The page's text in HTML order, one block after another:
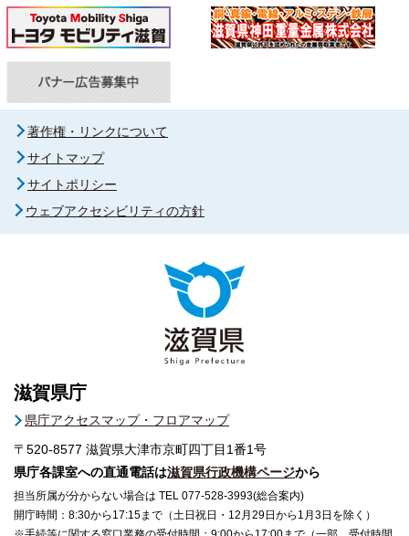
著作権・リンクについて
サイトマップ
サイトポリシー
ウェブアクセシビリティの方針
滋賀県庁
県庁アクセスマップ・フロアマップ
〒520-8577 滋賀県大津市京町四丁目1番1号
県庁各課室への直通電話は滋賀県行政機構ページから
担当所属が分からない場合は TEL 077-528-3993(総合案内)
開庁時間：8:30から17:15まで（土日祝日・12月29日から1月3日を除く）